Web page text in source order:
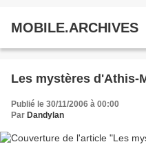
MOBILE.ARCHIVES
Les mystères d'Athis-
Publié le 30/11/2006 à 00:00
Par Dandylan